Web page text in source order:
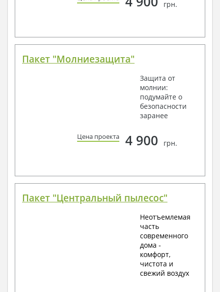
грн.
Пакет "Молниезащита"
Защита от
молнии:
подумайте о
безопасности
заранее
Цена проекта 4 900 грн.
Пакет "Центральный пылесос"
Неотъемлемая
часть
современного
дома -
комфорт,
чистота и
свежий воздух